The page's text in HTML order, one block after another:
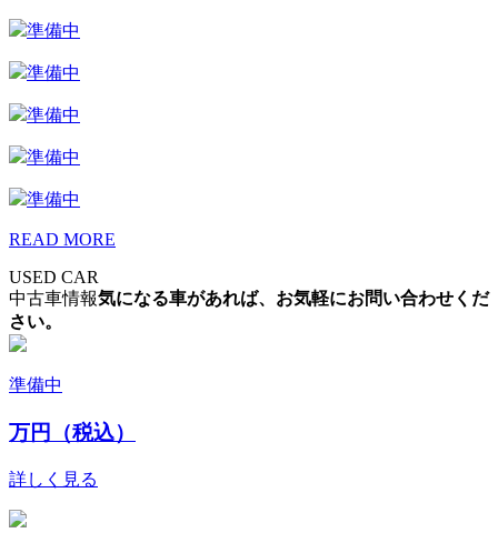
準備中
準備中
準備中
準備中
準備中
READ MORE
USED CAR
中古車情報気になる車があれば、お気軽にお問い合わせくだ
さい。
準備中
万円（税込）
詳しく見る